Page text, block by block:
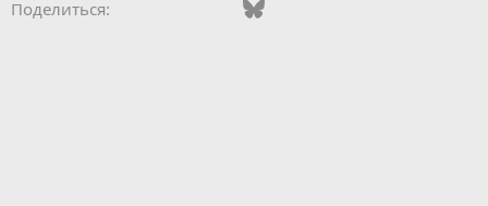
Поделиться: Odnoklassniki
Mail.ruBluesky